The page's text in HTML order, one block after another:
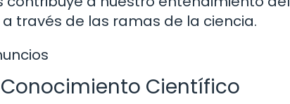
través de las ramas de la ciencia.
Científico